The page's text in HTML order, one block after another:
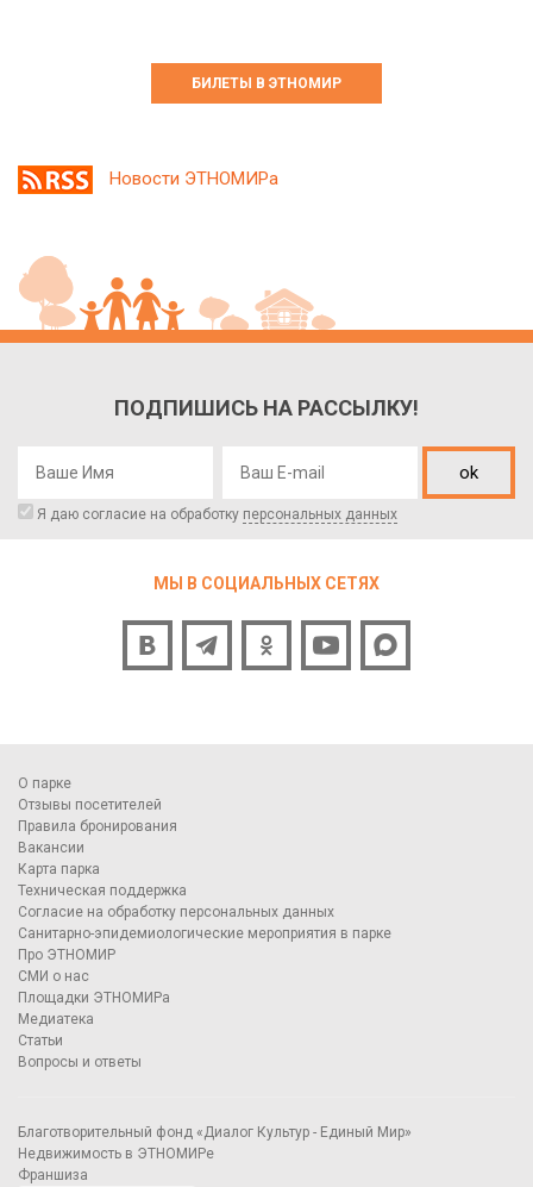
БИЛЕТЫ В ЭТНОМИР
Новости ЭТНОМИРа
ПОДПИШИСЬ НА РАССЫЛКУ!
ok
Я даю согласие на обработку персональных данных
МЫ В СОЦИАЛЬНЫХ СЕТЯХ
О парке
Отзывы посетителей
Правила бронирования
Вакансии
Карта парка
Техническая поддержка
Согласие на обработку персональных данных
Санитарно-эпидемиологические мероприятия в парке
Про ЭТНОМИР
СМИ о нас
Площадки ЭТНОМИРа
Медиатека
Статьи
Вопросы и ответы
Благотворительный фонд «Диалог Культур - Единый Мир»
Недвижимость в ЭТНОМИРе
Франшиза